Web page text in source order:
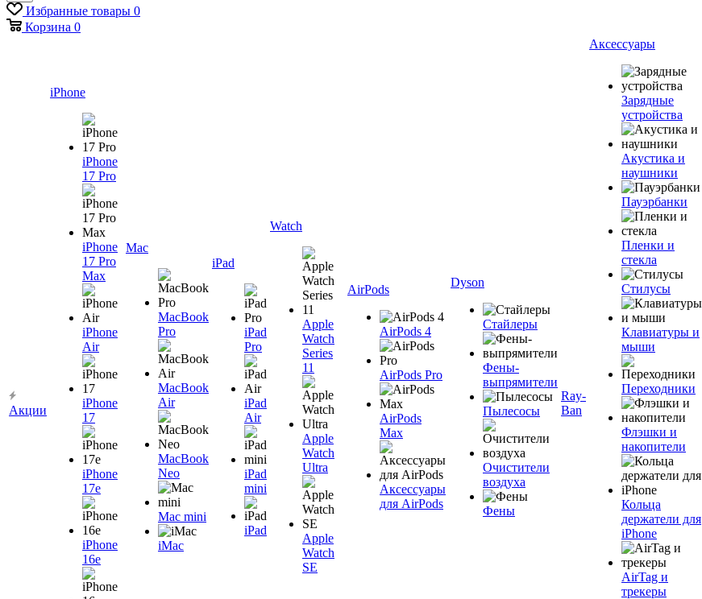
Избранные товары 0
Корзина 0
Акции
iPhone
iPhone
17 Pro
iPhone
17 Pro
Max
iPhone
Air
iPhone
17
iPhone
17e
iPhone
16e
Mac
MacBook
Pro
MacBook
Air
MacBook
Neo
Mac mini
iMac
iPad
iPad
Pro
iPad
Air
iPad
mini
iPad
Watch
Apple
Watch
Series
11
Apple
Watch
Ultra
Apple
Watch
SE
AirPods
AirPods 4
AirPods Pro
AirPods
Max
Аксессуары
для AirPods
Dyson
Стайлеры
Фены-
выпрямители
Пылесосы
Очистители
воздуха
Фены
Ray-
Ban
Аксессуары
Зарядные
устройства
Акустика и
наушники
Пауэрбанки
Пленки и
стекла
Стилусы
Клавиатуры и
мыши
Переходники
Флэшки и
накопители
Кольца
держатели для
iPhone
AirTag и
трекеры